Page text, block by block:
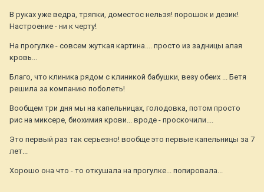
В руках уже ведра, тряпки, доместос нельзя! порошок и дезик!
Настроение - ни к черту!
На прогулке - совсем жуткая картина.... просто из задницы алая
кровь...
Благо, что клиника рядом с клиникой бабушки, везу обеих ... Бетя
решила за компанию поболеть!
Вообщем три дня мы на капельницах, голодовка, потом просто
рис на миксере, биохимия крови... вроде - проскочили....
Это первый раз так серьезно! вообще это первые капельницы за 7
лет...
Хорошо она что - то откушала на прогулке... попировала...